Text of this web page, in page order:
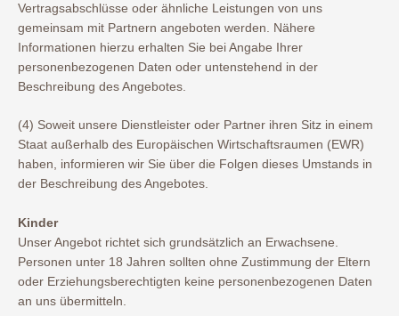
Vertragsabschlüsse oder ähnliche Leistungen von uns
gemeinsam mit Partnern angeboten werden. Nähere
Informationen hierzu erhalten Sie bei Angabe Ihrer
personenbezogenen Daten oder untenstehend in der
Beschreibung des Angebotes.
(4) Soweit unsere Dienstleister oder Partner ihren Sitz in einem
Staat außerhalb des Europäischen Wirtschaftsraumen (EWR)
haben, informieren wir Sie über die Folgen dieses Umstands in
der Beschreibung des Angebotes.
Kinder
Unser Angebot richtet sich grundsätzlich an Erwachsene.
Personen unter 18 Jahren sollten ohne Zustimmung der Eltern
oder Erziehungsberechtigten keine personenbezogenen Daten
an uns übermitteln.